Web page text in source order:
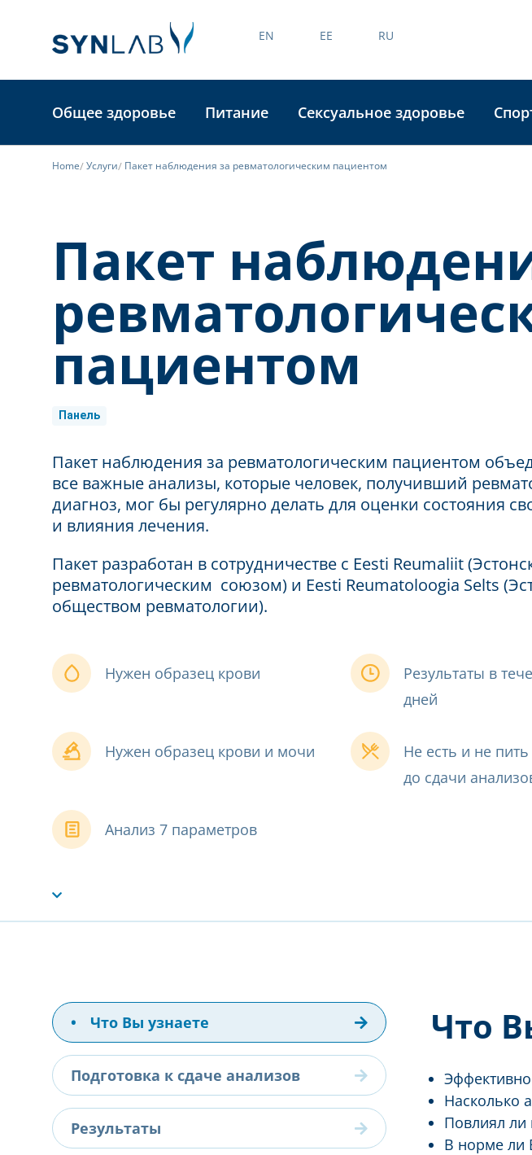
EN EE RU
Общее здоровье Питание Сексуальное здоровье
Home Услуги Пакет наблюдения за ревматологическим пациентом
Пакет
пациентом
Панель
Пакет наблюдения за ревматологическим пациентом
все важные анализы, которые человек, получивший
диагноз, мог бы регулярно делать для оценки состояния
и влияния лечения.
Пакет разработан в сотрудничестве с Eesti Reumaliit
ревматологическим союзом) и Eesti Reumatoloogia Selts
обществом ревматологии).
Нужен образец крови
Результаты в
дней
Нужен образец крови и мочи
Не есть и не
до сдачи
Анализ 7 параметров
• Что Вы узнаете
Подготовка к сдаче анализов
Результаты
Что
Насколько
Повлиял
В норме ли